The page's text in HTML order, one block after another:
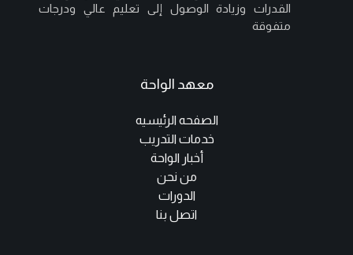
القدرات وزيادة الوصول إلى تعليم عالي ودرجات
متفوقة
معهد الواحة
الصفحه الرئيسيه
خدمات التدريب
أخبار الواحة
من نحن
الدورات
اتصل بنا